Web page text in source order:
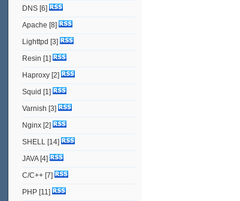
DNS [6]
Apache [8]
Lighttpd [3]
Resin [1]
Haproxy [2]
Squid [1]
Varnish [3]
Nginx [2]
SHELL [14]
JAVA[4]
C/C++ [7]
PHP [11]